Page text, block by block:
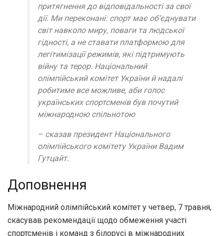
притягнення до відповідальності за свої
дії. Ми переконані: спорт має об’єднувати
світ навколо миру, поваги та людської
гідності, а не ставати платформою для
легітимізації режимів, які підтримують
війну та терор. Національний
олімпійський комітет України й надалі
робитиме все можливе, аби голос
українських спортсменів був почутий
міжнародною спільнотою
– сказав президент Національного
олімпійського комітету України Вадим
Гутцайт.
Доповнення
Міжнародний олімпійський комітет у четвер, 7 травня,
скасував рекомендації щодо обмеження участі
спортсменів і команд з білорусі в міжнародних